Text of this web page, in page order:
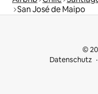
San José de Maipo
©
Datenschutz